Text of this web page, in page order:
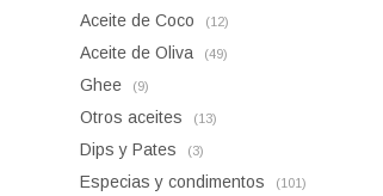
Aceite de Coco (12)
Aceite de Oliva (49)
Ghee (9)
Otros aceites (13)
Dips y Pates (3)
Especias y condimentos (101)